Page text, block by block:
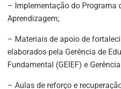
– Implementação do Programa
Aprendizagem;
– Materiais de apoio de
elaborados pela Gerência de
Fundamental (GEIEF) e
– Aulas de reforço e